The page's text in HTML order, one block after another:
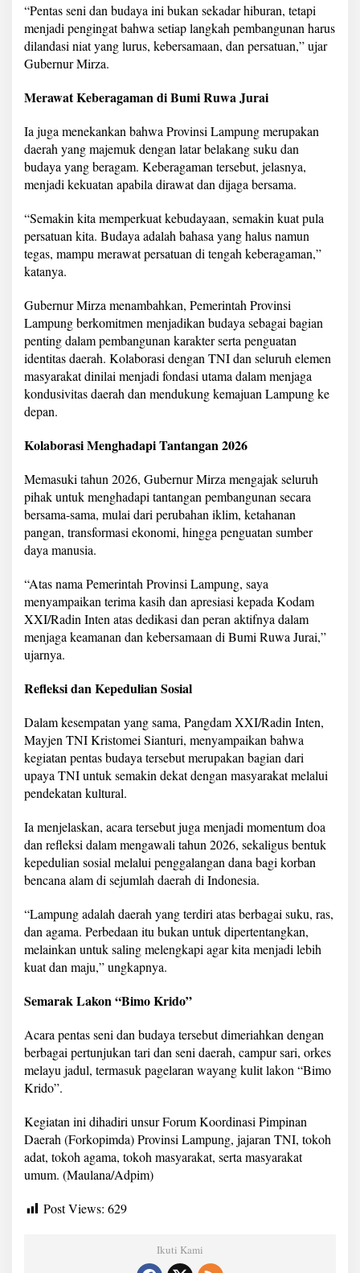
a
t
'
d
m
X
X
I
/
a
d
i
n
t
e
n
D
e
k
t
a
y
a
t
“Pentas seni dan budaya ini bukan sekadar hiburan, tetapi
menjadi pengingat bahwa setiap langkah pembangunan harus
dilandasi niat yang lurus, kebersamaan, dan persatuan,” ujar
Gubernur Mirza.
Merawat Keberagaman di Bumi Ruwa Jurai
Ia juga menekankan bahwa Provinsi Lampung merupakan
daerah yang majemuk dengan latar belakang suku dan
budaya yang beragam. Keberagaman tersebut, jelasnya,
menjadi kekuatan apabila dirawat dan dijaga bersama.
“Semakin kita memperkuat kebudayaan, semakin kuat pula
persatuan kita. Budaya adalah bahasa yang halus namun
tegas, mampu merawat persatuan di tengah keberagaman,”
katanya.
Gubernur Mirza menambahkan, Pemerintah Provinsi
Lampung berkomitmen menjadikan budaya sebagai bagian
penting dalam pembangunan karakter serta penguatan
identitas daerah. Kolaborasi dengan TNI dan seluruh elemen
masyarakat dinilai menjadi fondasi utama dalam menjaga
kondusivitas daerah dan mendukung kemajuan Lampung ke
depan.
Kolaborasi Menghadapi Tantangan 2026
Memasuki tahun 2026, Gubernur Mirza mengajak seluruh
pihak untuk menghadapi tantangan pembangunan secara
bersama-sama, mulai dari perubahan iklim, ketahanan
pangan, transformasi ekonomi, hingga penguatan sumber
daya manusia.
“Atas nama Pemerintah Provinsi Lampung, saya
menyampaikan terima kasih dan apresiasi kepada Kodam
XXI/Radin Inten atas dedikasi dan peran aktifnya dalam
menjaga keamanan dan kebersamaan di Bumi Ruwa Jurai,”
ujarnya.
Refleksi dan Kepedulian Sosial
Dalam kesempatan yang sama, Pangdam XXI/Radin Inten,
Mayjen TNI Kristomei Sianturi, menyampaikan bahwa
kegiatan pentas budaya tersebut merupakan bagian dari
upaya TNI untuk semakin dekat dengan masyarakat melalui
pendekatan kultural.
Ia menjelaskan, acara tersebut juga menjadi momentum doa
dan refleksi dalam mengawali tahun 2026, sekaligus bentuk
kepedulian sosial melalui penggalangan dana bagi korban
bencana alam di sejumlah daerah di Indonesia.
“Lampung adalah daerah yang terdiri atas berbagai suku, ras,
dan agama. Perbedaan itu bukan untuk dipertentangkan,
melainkan untuk saling melengkapi agar kita menjadi lebih
kuat dan maju,” ungkapnya.
Semarak Lakon “Bimo Krido”
Acara pentas seni dan budaya tersebut dimeriahkan dengan
berbagai pertunjukan tari dan seni daerah, campur sari, orkes
melayu jadul, termasuk pagelaran wayang kulit lakon “Bimo
Krido”.
Kegiatan ini dihadiri unsur Forum Koordinasi Pimpinan
Daerah (Forkopimda) Provinsi Lampung, jajaran TNI, tokoh
adat, tokoh agama, tokoh masyarakat, serta masyarakat
umum. (Maulana/Adpim)
Post Views: 629
Ikuti Kami